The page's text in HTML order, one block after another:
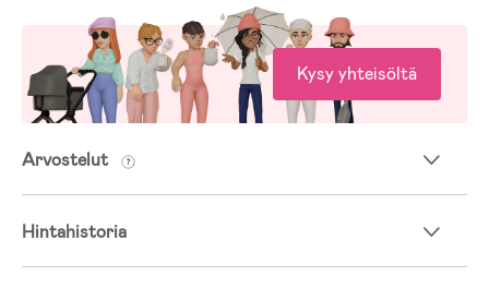
Kysy yhteisöltä
Arvostelut
Hintahistoria